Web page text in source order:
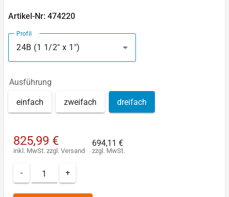
Artikel-Nr: 474220
Profil
24B (1 1/2" x 1")
Ausführung
einfach zweifach dreifach
825,99 €
inkl. MwSt. zzgl. Versand
694,11 €
zzgl. MwSt.
- +